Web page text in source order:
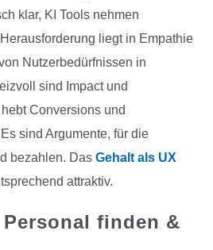
klar, KI Tools nehmen
liegt in Empathie
Nutzerbedürfnissen in
sind Impact und
Conversions und
sind Argumente, für die
bezahlen. Das Gehalt als UX
attraktiv.
Personal finden &